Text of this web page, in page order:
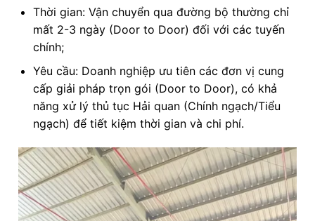
Thời gian: Vận chuyển qua đường bộ thường chỉ
mất 2-3 ngày (Door to Door) đối với các tuyến
chính;
Yêu cầu: Doanh nghiệp ưu tiên các đơn vị cung
cấp giải pháp trọn gói (Door to Door), có khả
năng xử lý thủ tục Hải quan (Chính ngạch/Tiểu
ngạch) để tiết kiệm thời gian và chi phí.